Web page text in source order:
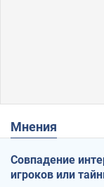
Мнения
Совпадение
игроков или